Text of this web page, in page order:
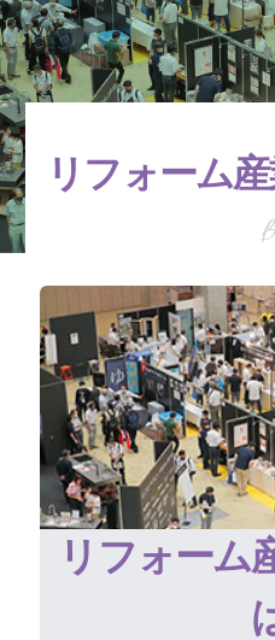
リフォーム
リフォーム